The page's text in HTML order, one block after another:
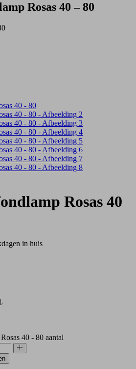
Rosas 40 – 80
Rosas 40
in huis
40 - 80 aantal